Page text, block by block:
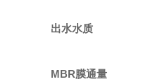
出水水质
MBR膜通量